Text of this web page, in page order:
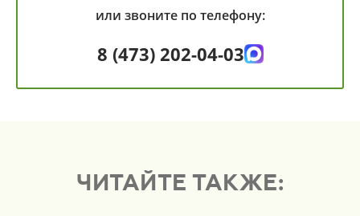
или звоните по телефону:
8 (473) 202-04-03
ЧИТАЙТЕ ТАКЖЕ: